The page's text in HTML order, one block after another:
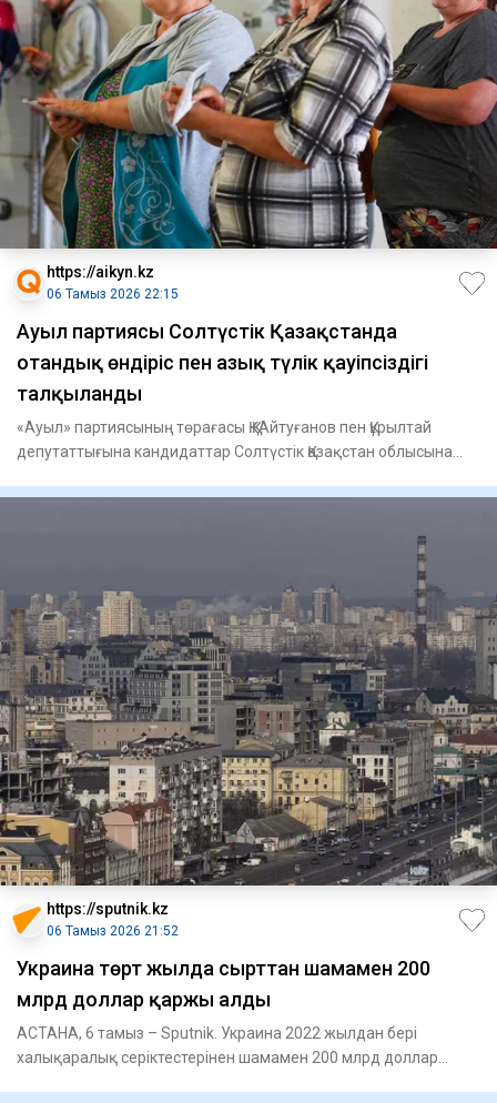
https://aikyn.kz
06 Тамыз 2026 22:15
Ауыл партиясы Солтүстік Қазақстанда
отандық өндіріс пен азық түлік қауіпсіздігі
талқыланды
«Ауыл» партиясының төрағасы Қ.Қ. Айтуғанов пен Құрылтай
депутаттығына кандидаттар Солтүстік Қазақстан облысына
https://sputnik.kz
06 Тамыз 2026 21:52
Украина төрт жылда сырттан шамамен 200
млрд доллар қаржы алды
АСТАНА, 6 тамыз – Sputnik. Украина 2022 жылдан бері
халықаралық серіктестерінен шамамен 200 млрд доллар